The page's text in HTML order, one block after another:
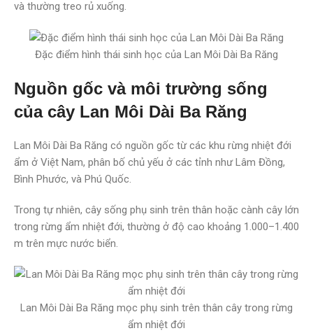
và thường treo rủ xuống.
Đặc điểm hình thái sinh học của Lan Môi Dài Ba Răng
Nguồn gốc và môi trường sống
của cây Lan Môi Dài Ba Răng
Lan Môi Dài Ba Răng có nguồn gốc từ các khu rừng nhiệt đới
ẩm ở Việt Nam, phân bố chủ yếu ở các tỉnh như Lâm Đồng,
Bình Phước, và Phú Quốc.
Trong tự nhiên, cây sống phụ sinh trên thân hoặc cành cây lớn
trong rừng ẩm nhiệt đới, thường ở độ cao khoảng 1.000–1.400
m trên mực nước biển.
Lan Môi Dài Ba Răng mọc phụ sinh trên thân cây trong rừng
ẩm nhiệt đới